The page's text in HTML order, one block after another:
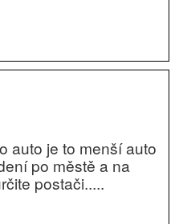
auto je to menší auto
po městě a na
postači.....